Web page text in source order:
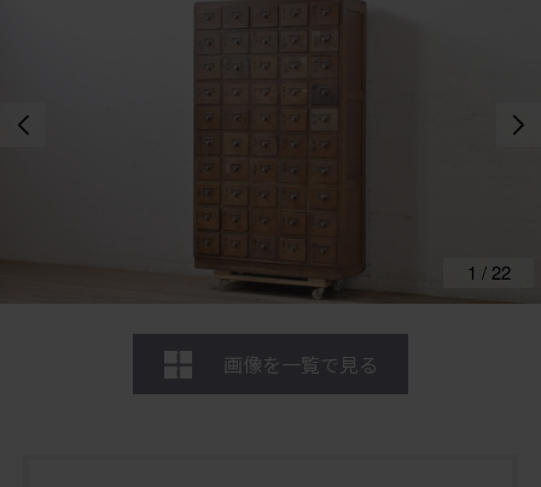
1 / 22
画像を一覧で見る